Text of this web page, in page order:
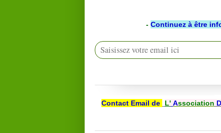
- Continuez à être
Contact Email de L' Association D